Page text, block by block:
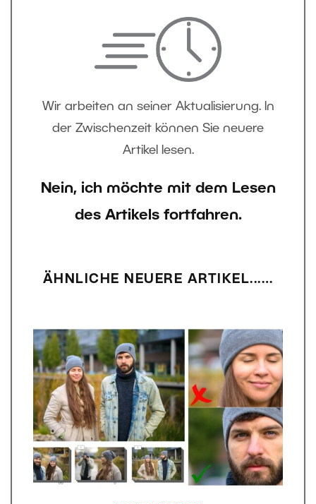
Wir arbeiten an seiner Aktualisierung. In
der Zwischenzeit können Sie neuere
Artikel lesen.
Nein, ich möchte mit dem Lesen
des Artikels fortfahren.
ÄHNLICHE NEUERE ARTIKEL...…